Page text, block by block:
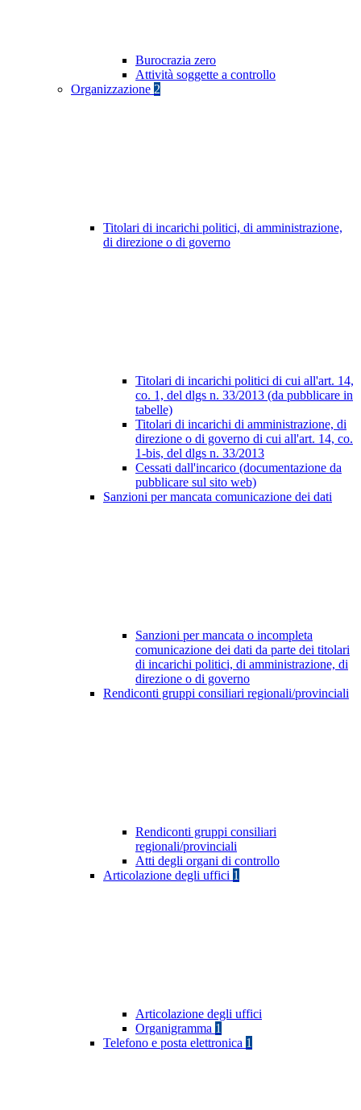
Burocrazia zero
Attività soggette a controllo
Organizzazione 2
Titolari di incarichi politici, di amministrazione,
di direzione o di governo
Titolari di incarichi politici di cui all'art. 14,
co. 1, del dlgs n. 33/2013 (da pubblicare in
tabelle)
Titolari di incarichi di amministrazione, di
direzione o di governo di cui all'art. 14, co.
1-bis, del dlgs n. 33/2013
Cessati dall'incarico (documentazione da
pubblicare sul sito web)
Sanzioni per mancata comunicazione dei dati
Sanzioni per mancata o incompleta
comunicazione dei dati da parte dei titolari
di incarichi politici, di amministrazione, di
direzione o di governo
Rendiconti gruppi consiliari regionali/provinciali
Rendiconti gruppi consiliari
regionali/provinciali
Atti degli organi di controllo
Articolazione degli uffici 1
Articolazione degli uffici
Organigramma 1
Telefono e posta elettronica 1